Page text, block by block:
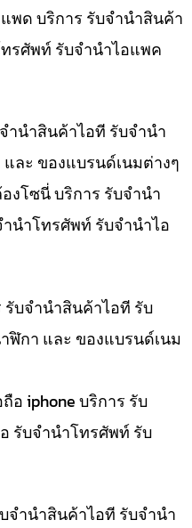
พด บริการ รับจำนำสินค้า
รศัพท์ รับจำนำไอแพค
ำนำสินค้าไอที รับจำนำ
ละ ของแบรนด์เนมต่างๆ
งโซนี่ บริการ รับจำนำ
นำโทรศัพท์ รับจำนำไอ
รับจำนำสินค้าไอที รับ
ฬิกา และ ของแบรนด์เนม
อ iphone บริการ รับ
รับจำนำโทรศัพท์ รับ
จำนำสินค้าไอที รับจำนำ